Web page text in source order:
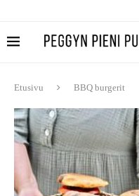
Etusivu BBQ burgerit